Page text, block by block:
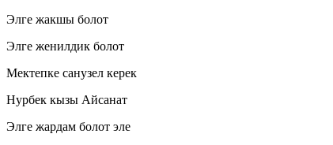
Элге жакшы болот
Элге женилдик болот
Мектепке санузел керек
Нурбек кызы Айсанат
Элге жардам болот эле